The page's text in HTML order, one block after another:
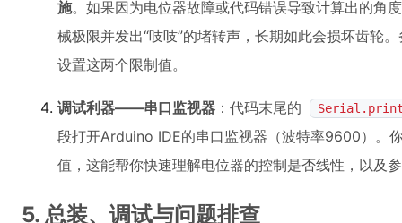
施。如果因为电位器故障或代码错误导致计算出的角
械极限并发出“吱吱”的堵转声，长期如此会损坏齿轮
设置这两个限制值。
调试利器——串口监视器 ：代码末尾的
段打开Arduino IDE的串口监视器（波特率9600）。
值，这能帮你快速理解电位器的控制是否线性，以及
5. 总装、调试与问题排查